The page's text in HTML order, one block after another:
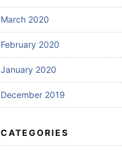
March 2020
February 2020
January 2020
December 2019
CATEGORIES